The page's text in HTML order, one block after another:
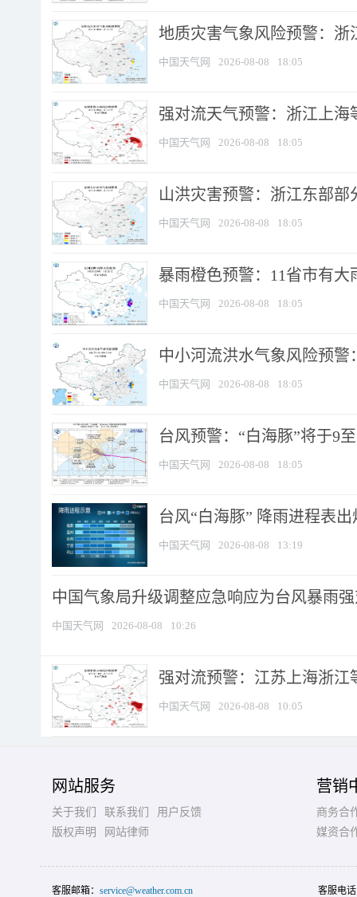
地质灾害气象风险预警：
中国天气网 2026-08-08 18:05
强对流天气预警：浙江上海
中国天气网 2026-08-08 18:05
山洪灾害预警：浙江东部
中国天气网 2026-08-08 18:05
暴雨橙色预警：11省市有
中国天气网 2026-08-08 18:05
中小河流洪水气象风险预
中国天气网 2026-08-08 18:05
台风预警：“白海豚”将于9
中国天气网 2026-08-08 18:05
台风“白海豚” 降雨进程表
中国天气网 2026-08-08 13:19
中国气象局升级调整应急响应为台风暴雨
中国天气网 2026-08-08 10:26
强对流预警：江苏上海浙江
中国天气网 2026-08-08 10:05
网站服务
关于我们 联系我们
用户反馈
版权声明
网站律师
营销
商务合
媒资合
客服邮箱： service@weather.com.cn 客服电